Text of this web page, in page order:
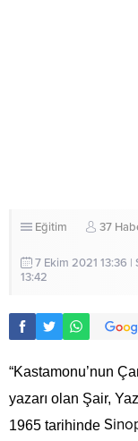
Eğitim 37
7 Ekim 2021 13:36 |
13:42
“Kastamonu’nun
yazarı olan Şair,
1965 tarihinde